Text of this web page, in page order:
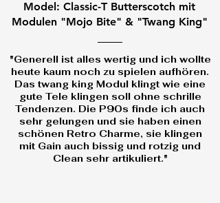
Model: Classic-T Butterscotch mit
Modulen "Mojo Bite" & "Twang King"
"Generell ist alles wertig und ich wollte
heute kaum noch zu spielen aufhören.
Das twang king Modul klingt wie eine
gute Tele klingen soll ohne schrille
Tendenzen. Die P90s finde ich auch
sehr gelungen und sie haben einen
schönen Retro Charme, sie klingen
mit Gain auch bissig und rotzig und
Clean sehr artikuliert."